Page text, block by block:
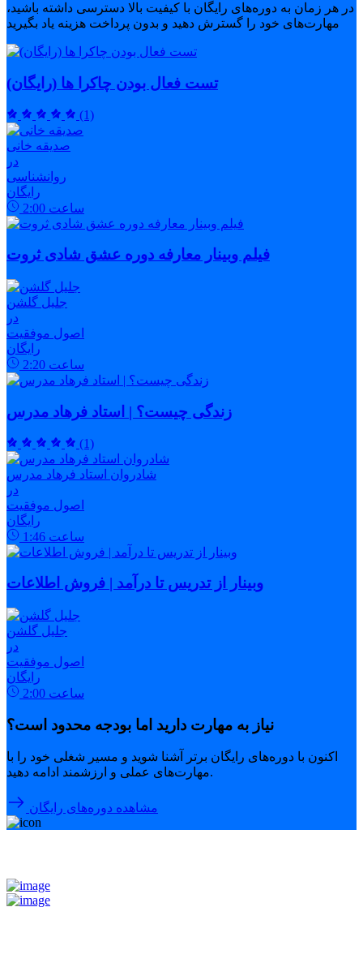
در هر زمان به دوره‌های رایگان با کیفیت بالا دسترسی داشته باشید،
مهارت‌های خود را گسترش دهید و بدون پرداخت هزینه یاد بگیرید
تست فعال بودن چاکرا ها (رایگان)
(1)
صدیقه خانی
در
روانشناسی
رایگان
2:00 ساعت
فیلم وبینار معارفه دوره عشق شادی ثروت
جلیل گلشن
در
اصول موفقیت
رایگان
2:20 ساعت
زندگی چیست؟ | استاد فرهاد مدرس
(1)
شادروان استاد فرهاد مدرس
در
اصول موفقیت
رایگان
1:46 ساعت
وبینار از تدریس تا درآمد | فروش اطلاعات
جلیل گلشن
در
اصول موفقیت
رایگان
2:00 ساعت
نیاز به مهارت دارید اما بودجه محدود است؟
اکنون با دوره‌های رایگان برتر آشنا شوید و مسیر شغلی خود را با
مهارت‌های عملی و ارزشمند ادامه دهید.
مشاهده دوره‌های رایگان